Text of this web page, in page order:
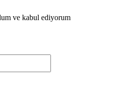
ve kabul ediyorum